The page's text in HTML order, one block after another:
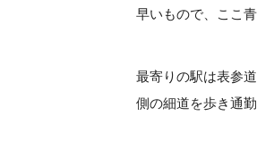
早いもので、ここ
最寄りの駅は表参
側の細道を歩き通勤